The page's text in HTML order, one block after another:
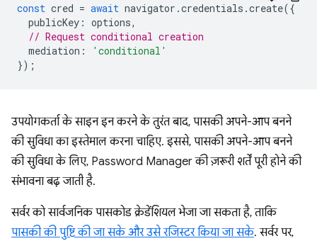
const cred = await navigator .credentials .create({
publicKey : options,
// Request conditional creation
mediation :
'conditional'
});
उपयोगकर्ता के साइन इन करने के तुरंत बाद, पासकी अपने-आप बनने
की सुविधा का इस्तेमाल करना चाहिए. इससे, पासकी अपने-आप बनने
की सुविधा के लिए, Password Manager की ज़रूरी शर्तें पूरी होने की
संभावना बढ़ जाती है.
सर्वर को सार्वजनिक पासकोड क्रेडेंशियल भेजा जा सकता है, ताकि
पासकी की पुष्टि की जा सके और उसे रजिस्टर किया जा सके. सर्वर पर,